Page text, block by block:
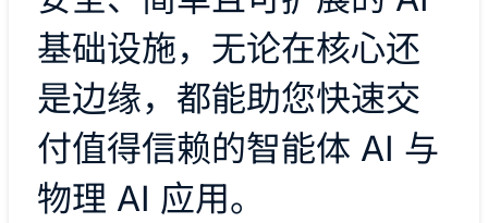
基础设施，无论在核心还
是边缘，都能助您快速交
付值得信赖的智能体 AI 与
物理 AI 应用。